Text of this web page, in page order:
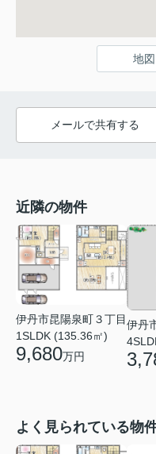
地
メールで共有する
近隣の物件
伊丹市昆陽泉町３丁目
1SLDK (135.36㎡)
9,680万円
伊丹
よく見られている物